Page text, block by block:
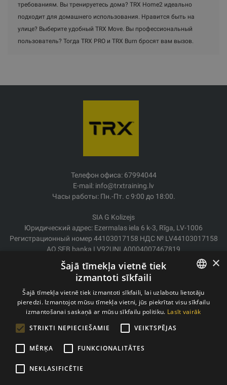
требованиям. Вы тренируетесь дома? TRX Home2 идеально
подходит для домашнего использования. Hравится быть на
улице? Выберите удобный TRX Move. Вы профессиональный
пользователь? Тогда TRX PRO и TRX Burn бросят вам вызов.
Телефон офиса: 67994044
E-mail: info@trxtraining.lv
Часы работы: Пн.-Пт. с 9:00 до 18:00.
SIA G Kolizejs
Юридический адрес: Ezermalas iela 6 k-3, Rīga, LV-1006
Регистрационный номер 44103017158 НДС № LV44103017158
АО SEB banka LV92UNLA0004007467819
Доставка/возврат
Оплата
Условия покупки
Контакты
Политика конфиденциальности
LATVIAN
×
Šajā tīmekļa vietnē tiek
izmantoti sīkfaili
Šajā tīmekļa vietnē tiek izmantoti sīkfaili, lai uzlabotu lietotāju
pieredzi. Izmantojot mūsu tīmekļa vietni, jūs piekrītat visu sīkfailu
izmantošanai saskaņā ar mūsu sīkfailu politiku. Lasīt vairāk
STRIKTI NEPIECIEŠAMIE
VEIKTSPĒJAS
MĒRĶA FUNKCIONALITĀTES
NEKLASIFICĒTIE